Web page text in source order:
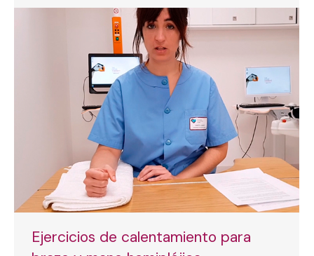
Ejercicios de calentamiento para